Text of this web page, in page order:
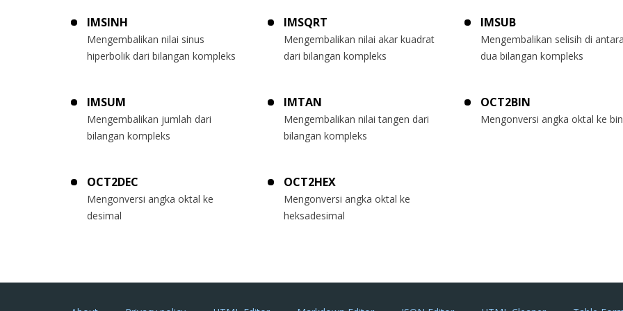
IMSINH
Mengembalikan nilai sinus
hiperbolik dari bilangan kompleks
IMSQRT
Mengembalikan nilai akar kuadrat
dari bilangan kompleks
IMSUB
Mengembalikan selisih di
dua bilangan kompleks
IMSUM
Mengembalikan jumlah dari
bilangan kompleks
IMTAN
Mengembalikan nilai tangen dari
bilangan kompleks
OCT2BIN
Mengonversi angka oktal ke
OCT2DEC
Mengonversi angka oktal ke
desimal
OCT2HEX
Mengonversi angka oktal ke
heksadesimal